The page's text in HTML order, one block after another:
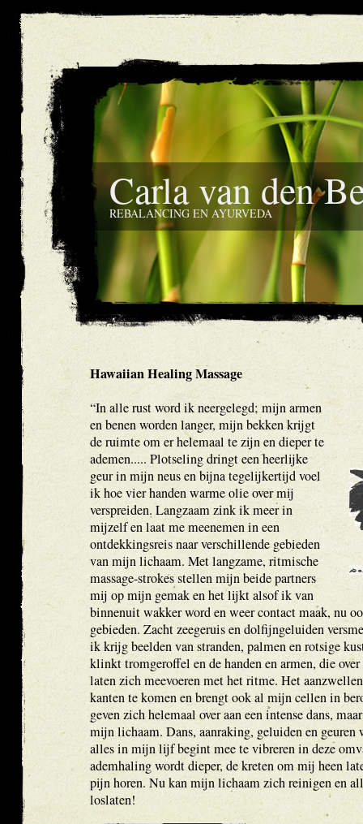
Carla van den
REBALANCING EN AYURVEDA
Hawaiian Healing Massage
“In alle rust word ik neergelegd; mijn armen
en benen worden langer, mijn bekken krijgt
de ruimte om er helemaal te zijn en dieper te
ademen..... Plotseling dringt een heerlijke
geur in mijn neus en bijna tegelijkertijd voel
ik hoe vier handen warme olie over mij
verspreiden. Langzaam zink ik meer in
mijzelf en laat me meenemen in een
ontdekkingsreis naar verschillende gebieden
van mijn lichaam. Met langzame, ritmische
massage-strokes stellen mijn beide partners
mij op mijn gemak en het lijkt alsof ik van
binnenuit wakker word en weer contact maak, nu
gebieden. Zacht zeegeruis en dolfijngeluiden
ik krijg beelden van stranden, palmen en rotsige
klinkt tromgeroffel en de handen en armen, die
laten zich meevoeren met het ritme. Het
kanten te komen en brengt ook al mijn cellen in
geven zich helemaal over aan een intense dans,
mijn lichaam. Dans, aanraking, geluiden en geuren
alles in mijn lijf begint mee te vibreren in deze
ademhaling wordt dieper, de kreten om mij heen
pijn horen. Nu kan mijn lichaam zich reinigen en
loslaten!